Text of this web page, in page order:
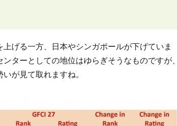
げる一方、日本やシンガポールが下げていま
ターとしての地位はゆらぎそうなものですが、
が見て取れますね。